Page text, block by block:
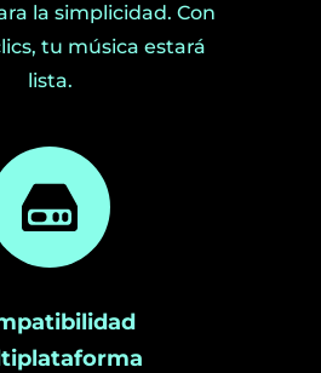
la simplicidad. Con
tu música estará
lista.